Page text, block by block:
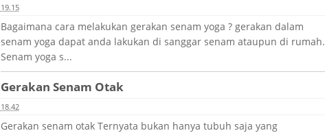
19.15
Bagaimana cara melakukan gerakan senam yoga ? gerakan dalam
senam yoga dapat anda lakukan di sanggar senam ataupun di rumah.
Senam yoga s...
Gerakan Senam Otak
18.42
Gerakan senam otak Ternyata bukan hanya tubuh saja yang